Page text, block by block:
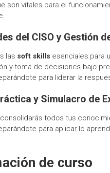
son vitales para el
del CISO y Gestión
las soft skills esenciales para
y toma de decisiones bajo
para liderar la
y Simulacro de
todos tus
para aplicar lo
de curso